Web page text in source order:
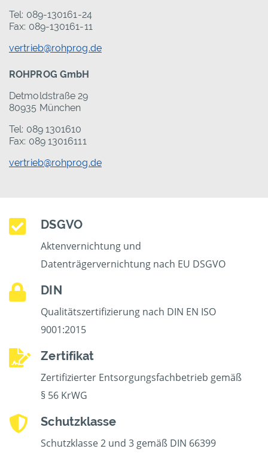
Tel: 089-130161-24
Fax: 089-130161-11
vertrieb@rohprog.de
ROHPROG GmbH
Detmoldstraße 29
80935 München
Tel: 089 1301610
Fax: 089 13016111
vertrieb@rohprog.de
DSGVO
Aktenvernichtung und
Datenträgervernichtung nach EU DSGVO
DIN
Qualitätszertifizierung nach DIN EN ISO
9001:2015
Zertifikat
Zertifizierter Entsorgungsfachbetrieb gemäß
§ 56 KrWG
Schutzklasse
Schutzklasse 2 und 3 gemäß DIN 66399